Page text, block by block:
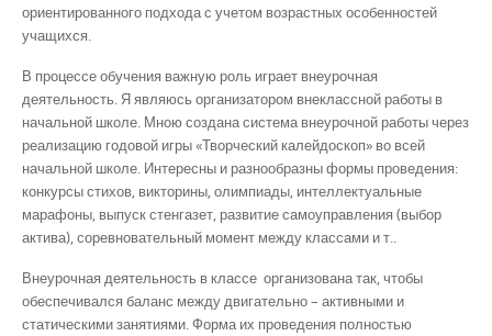
ориентированного подхода с учетом возрастных особенностей
учащихся.
В процессе обучения важную роль играет внеурочная
деятельность. Я являюсь организатором внеклассной работы в
начальной школе. Мною создана система внеурочной работы через
реализацию годовой игры «Творческий калейдоскоп» во всей
начальной школе. Интересны и разнообразны формы проведения:
конкурсы стихов, викторины, олимпиады, интеллектуальные
марафоны, выпуск стенгазет, развитие самоуправления (выбор
актива), соревновательный момент между классами и т..
Внеурочная деятельность в классе организована так, чтобы
обеспечивался баланс между двигательно – активными и
статическими занятиями. Форма их проведения полностью